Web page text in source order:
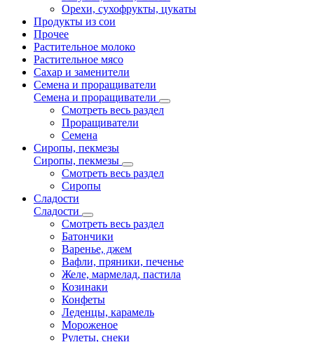
Орехи, сухофрукты, цукаты
Продукты из сои
Прочее
Растительное молоко
Растительное мясо
Сахар и заменители
Семена и проращиватели
Семена и проращиватели
Смотреть весь раздел
Проращиватели
Семена
Сиропы, пекмезы
Сиропы, пекмезы
Смотреть весь раздел
Сиропы
Сладости
Сладости
Смотреть весь раздел
Батончики
Варенье, джем
Вафли, пряники, печенье
Желе, мармелад, пастила
Козинаки
Конфеты
Леденцы, карамель
Мороженое
Рулеты, снеки